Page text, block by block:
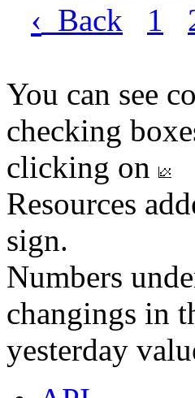
‹ Back 1
You can see
checking
clicking on
Resources
sign.
Numbers
changings in
yesterday